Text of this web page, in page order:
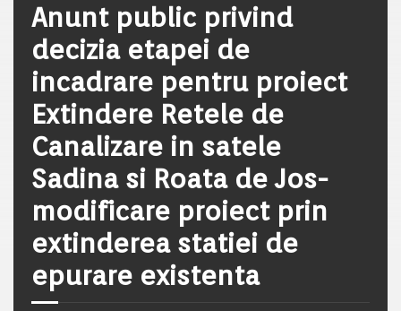
Anunt public privind
decizia etapei de
incadrare pentru proiect
Extindere Retele de
Canalizare in satele
Sadina si Roata de Jos-
modificare proiect prin
extinderea statiei de
epurare existenta